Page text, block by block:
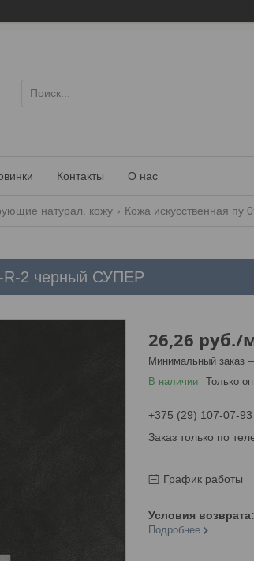
Контакты О нас
натурал. кожу Кожа искусственная пу
R-2 черный СУПЕР
26,26 руб./
Минимальный заказ
В наличии
Только
+375 (29) 107-07-93
Заказ только по
График работы
Подробнее